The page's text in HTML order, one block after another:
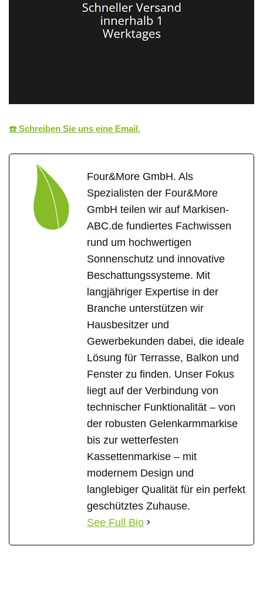
☎️ Schreiben Sie uns eine Email.
Four&More GmbH. Als
Spezialisten der Four&More
GmbH teilen wir auf Markisen-
ABC.de fundiertes Fachwissen
rund um hochwertigen
Sonnenschutz und innovative
Beschattungssysteme. Mit
langjähriger Expertise in der
Branche unterstützen wir
Hausbesitzer und
Gewerbekunden dabei, die ideale
Lösung für Terrasse, Balkon und
Fenster zu finden. Unser Fokus
liegt auf der Verbindung von
technischer Funktionalität – von
der robusten Gelenkarmmarkise
bis zur wetterfesten
Kassettenmarkise – mit
modernem Design und
langlebiger Qualität für ein perfekt
geschütztes Zuhause.
See Full Bio